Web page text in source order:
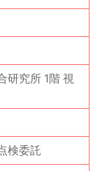
研究所 1階 視
検委託